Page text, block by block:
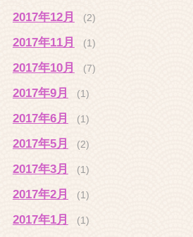
2017年12月 (2)
2017年11月 (1)
2017年10月 (7)
2017年9月 (1)
2017年6月 (1)
2017年5月 (2)
2017年3月 (1)
2017年2月 (1)
2017年1月 (1)